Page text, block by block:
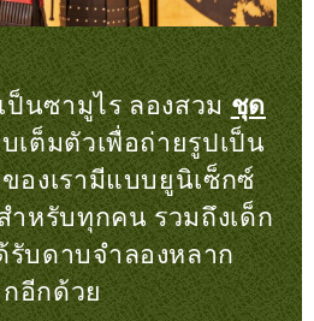
นซามูไร ลองสวม ชุด
เต็มตัวเพื่อถ่ายรูปเป็น
องเรามีแบบยูนิเซ็กซ์
หรับทุกคน รวมถึงเด็ก
บดาบจำลองหลาก
อีกด้วย